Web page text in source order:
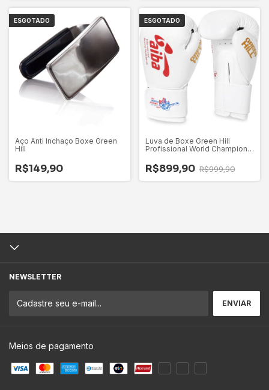
ESGOTADO
Aço Anti Inchaço Boxe Green
Hill
R$149,90
ESGOTADO
Luva de Boxe Green Hill
Profissional World Champion
R$899,90 R$999,90
NEWSLETTER
Meios de pagamento